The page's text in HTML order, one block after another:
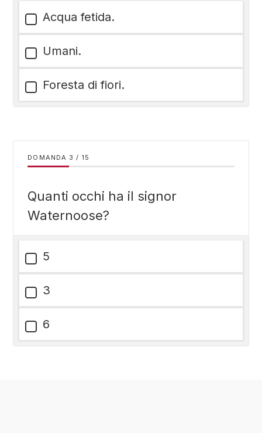
Acqua fetida.
Umani.
Foresta di fiori.
DOMANDA / 15
Quanti occhi ha il signor
Waternoose?
5
3
6